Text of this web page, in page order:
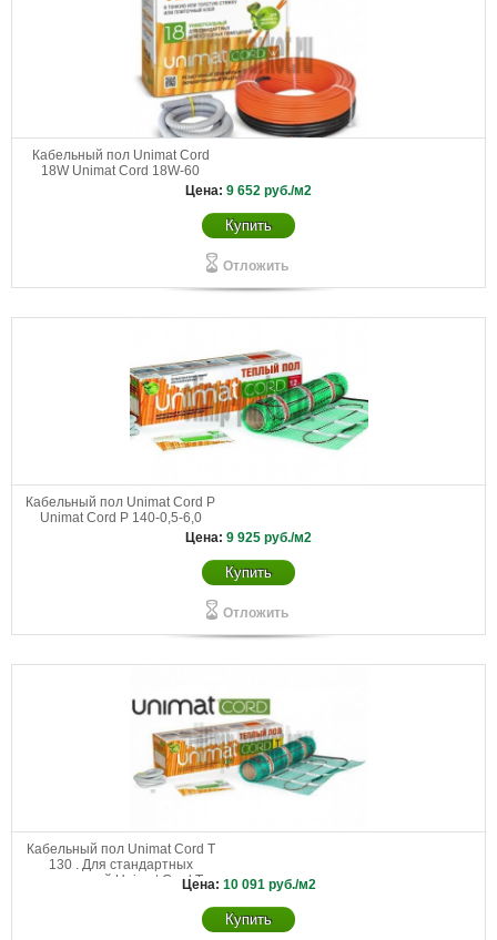
Кабельный пол Unimat Cord
18W Unimat Cord 18W-60
Цена: 9 652 руб./м2
Купить
Отложить
Кабельный пол Unimat Cord P
Unimat Cord P 140-0,5-6,0
Цена: 9 925 руб./м2
Купить
Отложить
Кабельный пол Unimat Cord T
130 . Для стандартных
помещений Unimat Cord ТЦена: 10 091 руб./м2
Купить